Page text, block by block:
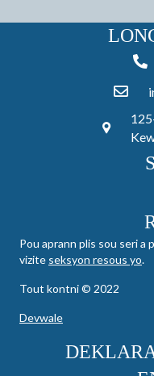
Pou aprann plis sou seri a
vizite seksyon resous yo.
Tout kontni © 2022
Devwale